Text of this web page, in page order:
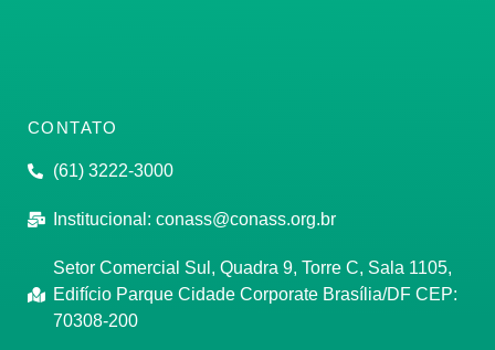
CONTATO
(61) 3222-3000
Institucional: conass@conass.org.br
Setor Comercial Sul, Quadra 9, Torre C, Sala 1105,
Edifício Parque Cidade Corporate Brasília/DF CEP:
70308-200